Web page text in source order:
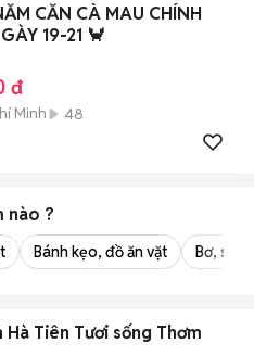
CĂN CÀ MAU CHÍNH
19-21 🦀
đ
Minh 48
nào ?
Bánh kẹo, đồ ăn vặt Bơ,
Hà Tiên Tươi sống Thơm